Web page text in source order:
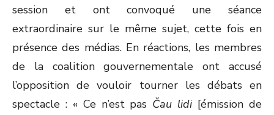
session et ont convoqué une séance
extraordinaire sur le même sujet, cette fois en
présence des médias. En réactions, les membres
de la coalition gouvernementale ont accusé
l’opposition de vouloir tourner les débats en
spectacle : « Ce n’est pas Čau lidi[émission de